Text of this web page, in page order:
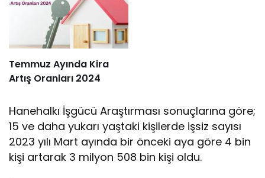
Temmuz Ayında Kira
Artış Oranları 2024
Hanehalkı İşgücü Araştırması sonuçlarına göre;
15 ve daha yukarı yaştaki kişilerde işsiz sayısı
2023 yılı Mart ayında bir önceki aya göre 4 bin
kişi artarak 3 milyon 508 bin kişi oldu.